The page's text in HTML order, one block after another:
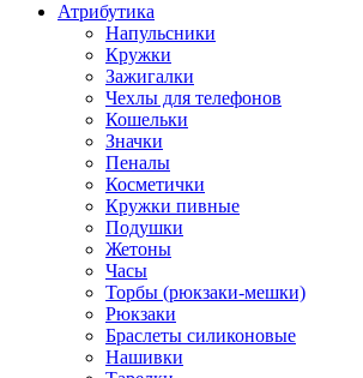
Атрибутика
Напульсники
Кружки
Зажигалки
Чехлы для телефонов
Кошельки
Значки
Пеналы
Косметички
Кружки пивные
Подушки
Жетоны
Часы
Торбы (рюкзаки-мешки)
Рюкзаки
Браслеты силиконовые
Нашивки